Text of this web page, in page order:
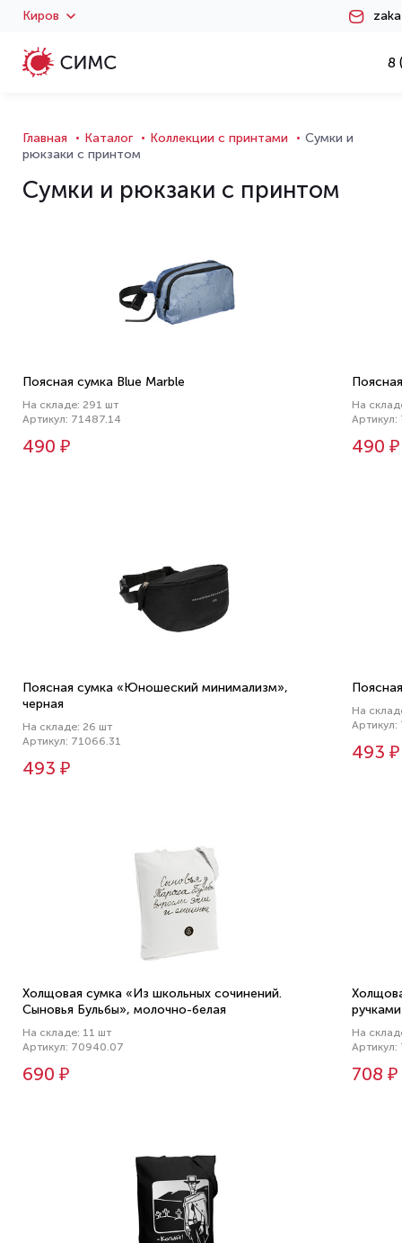
Киров
8
Главная Каталог Коллекции с принтами
Сумки и
рюкзаки с принтом
Сумки и рюкзаки с принтом
Поясная сумка Blue Marble
На складе: 291 шт
Артикул: 71487.14
490 ₽
На
490 ₽
Поясная сумка «Юношеский минимализм»,
черная
На складе: 26 шт
Артикул: 71066.31
493 ₽
На
493 ₽
Холщовая сумка «Из школьных сочинений.
Сыновья Бульбы», молочно-белая
На складе: 11 шт
Артикул: 70940.07
690 ₽
ручками
На
708 ₽